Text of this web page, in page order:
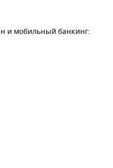
и мобильный банкинг: